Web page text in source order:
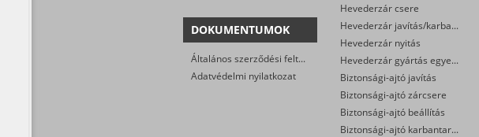
DOKUMENTUMOK
Általános szerződési feltételek
Adatvédelmi nyilatkozat
Hevederzár csere
Hevederzár javítás/karbantartás
Hevederzár nyitás
Hevederzár gyártás egyedi méretre
Biztonsági-ajtó javítás
Biztonsági-ajtó zárcsere
Biztonsági-ajtó beállítás
Biztonsági-ajtó karbantartás